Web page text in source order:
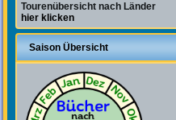
Tourenübersicht nach Länder
hier klicken
Saison Übersicht